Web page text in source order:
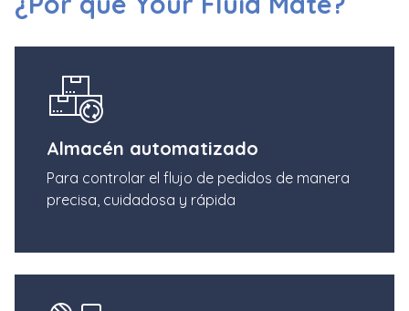
Almacén automatizado
Para controlar el flujo de pedidos de manera
precisa, cuidadosa y rápida